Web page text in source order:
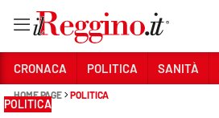
Sezioni
CRONACA POLITICA SANITÀ
HOME PAGE POLITICA
POLITICA